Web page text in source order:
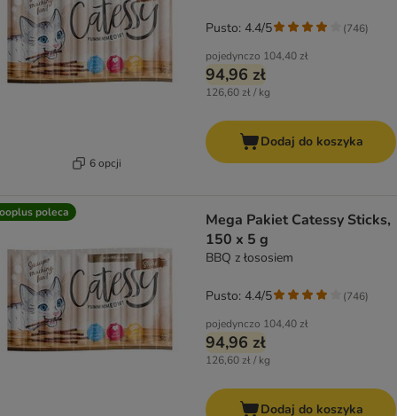
6 opcji
pojedynczo 104,40 zł
94,96 zł
126,60 zł / kg
Pusto: 4.4/5 (746)
Dodaj do koszyka
poleca
Mega Pakiet Catessy Sticks,
150 x 5 g
BBQ z łososiem
pojedynczo 104,40 zł
94,96 zł
126,60 zł / kg
Pusto: 4.4/5 (746)
Dodaj do koszyka